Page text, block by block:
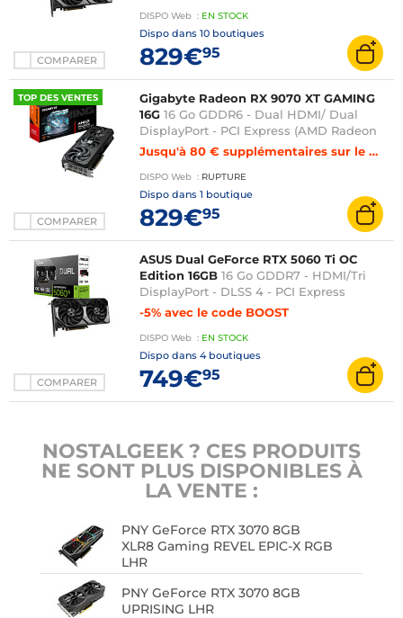
COMPARER
DISPO Web : EN STOCK
Dispo dans 10 boutiques
829€95
TOP DES VENTES
COMPARER
Gigabyte Radeon RX 9070 XT GAMING
16G 16 Go GDDR6 - Dual HDMI/ Dual
DisplayPort - PCI Express (AMD Radeon
RX 9070 XT)
Jusqu'à 80 € supplémentaires sur le montant de reprise de votre carte graphique
DISPO Web : RUPTURE
Dispo dans 1 boutique
829€95
COMPARER
ASUS Dual GeForce RTX 5060 Ti OC
Edition 16GB 16 Go GDDR7 - HDMI/Tri
DisplayPort - DLSS 4 - PCI Express
(NVIDIA GeForce RTX 5060 Ti)
-5% avec le code BOOST
DISPO Web : EN STOCK
Dispo dans 4 boutiques
749€95
NOSTALGEEK ? CES PRODUITS
NE SONT PLUS DISPONIBLES À
LA VENTE :
PNY GeForce RTX 3070 8GB
XLR8 Gaming REVEL EPIC-X RGB
LHR
PNY GeForce RTX 3070 8GB
UPRISING LHR